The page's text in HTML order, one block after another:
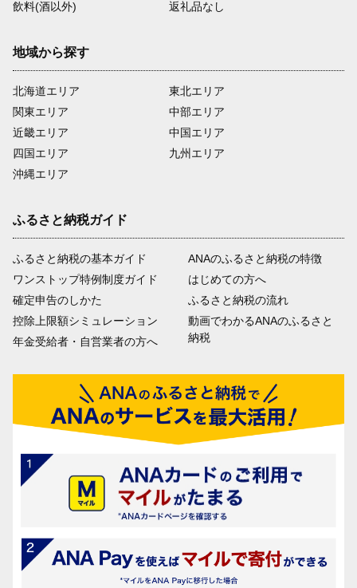
飲料(酒以外)
返礼品なし
地域から探す
北海道エリア
関東エリア
近畿エリア
四国エリア
沖縄エリア
東北エリア
中部エリア
中国エリア
九州エリア
ふるさと納税ガイド
ふるさと納税の基本ガイド
ワンストップ特例制度ガイド
確定申告のしかた
控除上限額シミュレーション
年金受給者・自営業者の方へ
ANAのふるさと納税の特徴
はじめての方へ
ふるさと納税の流れ
動画でわかるANAのふるさと
納税